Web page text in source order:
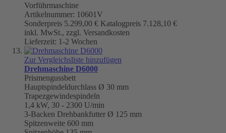
Vorführmaschine
Artikelnummer: 10601V
Sonderpreis 5.299,00 € Katalogpreis 7.128,10 €
inkl. MwSt., zzgl. Versandkosten
Lieferzeit: 1-2 Wochen
Zur Vergleichsliste hinzufügen
Drehmaschine D6000
Prismengussbett
Hauptspindeldurchlass Ø 30 mm
Trapezgewindespindeln
1,4 kW, 30 - 2300 U/min
3-Backen Drehbankfutter Ø 125 mm
Spitzenweite 600 mm